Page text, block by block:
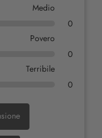
Medio
0
Povero
0
Terribile
0